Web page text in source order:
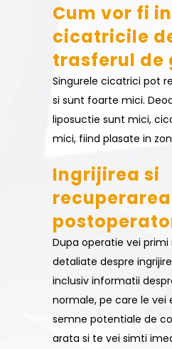
Cum vor fi
cicatricile
trasferul de
Singurele cicatrici pot
si sunt foarte mici.
liposuctie sunt mici,
mici, fiind plasate in
Ingrijirea si
recuperarea
Dupa operatie vei
detaliate despre
inclusiv informatii
normale, pe care le vei
semne potentiale de
arata si te vei simti